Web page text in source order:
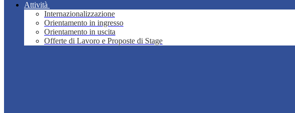
Attività
Internazionalizzazione
Orientamento in ingresso
Orientamento in uscita
Offerte di Lavoro e Proposte di Stage